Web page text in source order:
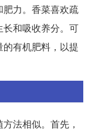
力。香菜喜欢疏
和吸收养分。可
有机肥料，以提
法相似。首先，